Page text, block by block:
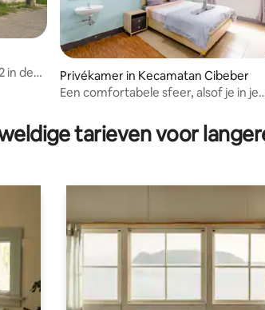
in de
Privékamer in Kecamatan Cibeber
Een comfortabele sfeer, alsof je in je
tarieven voor